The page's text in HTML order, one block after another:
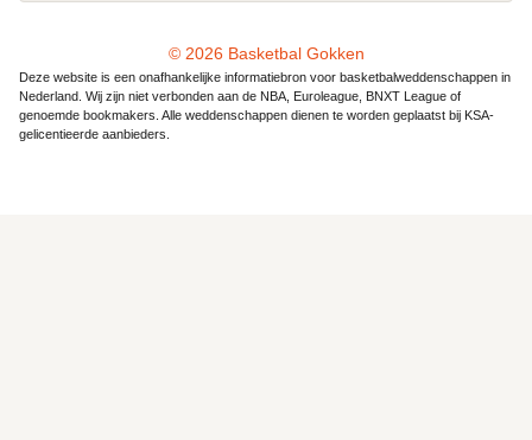
© 2026 Basketbal Gokken
Deze website is een onafhankelijke informatiebron voor basketbalweddenschappen in
Nederland. Wij zijn niet verbonden aan de NBA, Euroleague, BNXT League of
genoemde bookmakers. Alle weddenschappen dienen te worden geplaatst bij KSA-
gelicentieerde aanbieders.